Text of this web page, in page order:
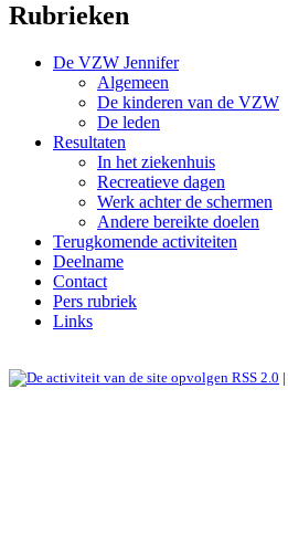
Rubrieken
De VZW Jennifer
Algemeen
De kinderen van de VZW
De leden
Resultaten
In het ziekenhuis
Recreatieve dagen
Werk achter de schermen
Andere bereikte doelen
Terugkomende activiteiten
Deelname
Contact
Pers rubriek
Links
RSS 2.0 |